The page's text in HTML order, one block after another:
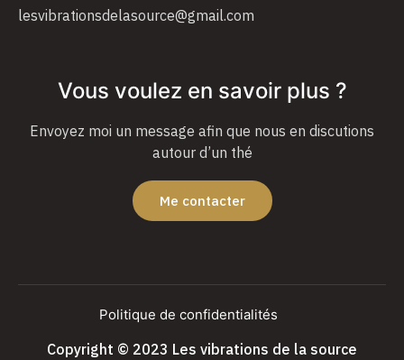
lesvibrationsdelasource@gmail.com
Vous voulez en savoir plus ?
Envoyez moi un message afin que nous en discutions
autour d’un thé
Me contacter
Copyright © 2023 Les vibrations de la source
Politique de confidentialités